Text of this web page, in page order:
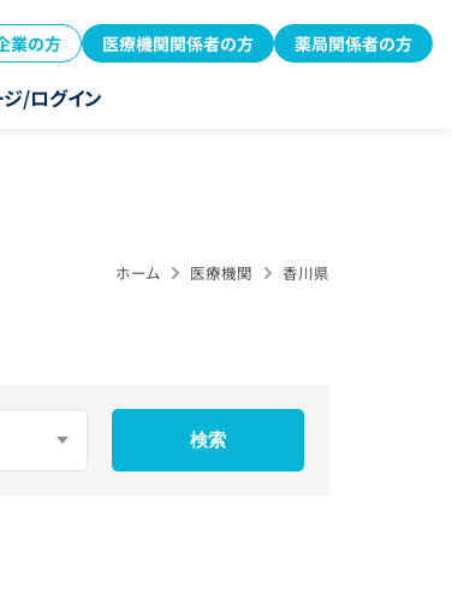
業の方 医療機関関係者の方 薬局関係者の方
/ログイン
ホーム 医療機関 香川県